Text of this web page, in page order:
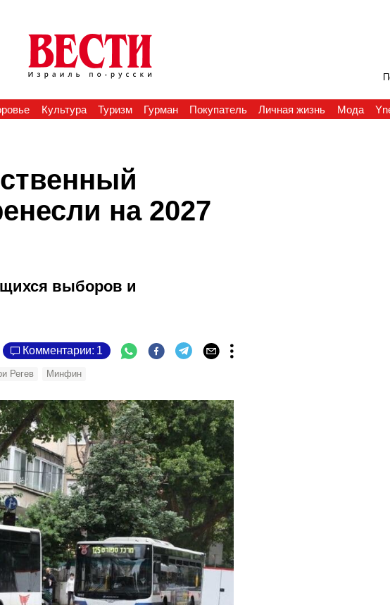
Культура Туризм Гурман Покупатель Личная жизнь Мода
на 2027
выборов и
Комментарии: 1
Регев Минфин